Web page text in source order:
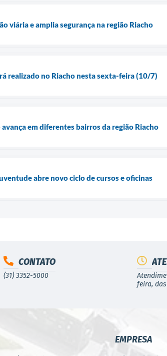
viária e amplia segurança na região Riacho
realizado no Riacho nesta sexta-feira (10/7)
em diferentes bairros da região Riacho
abre novo ciclo de cursos e oficinas
CONTATO
(31) 3352-5000
feira, das
EMPRESA